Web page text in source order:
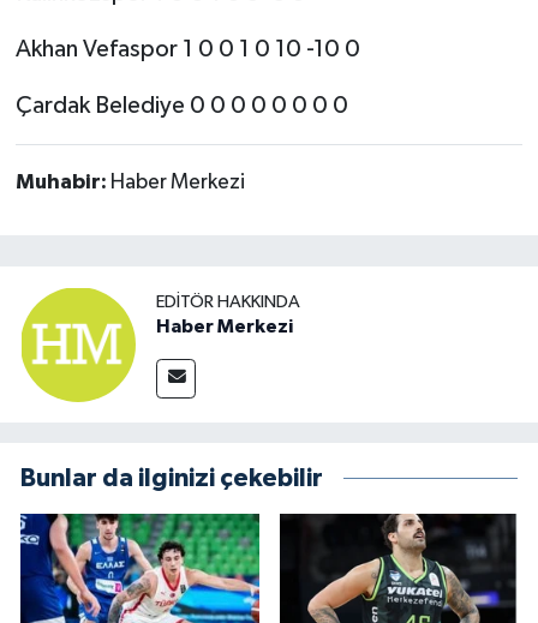
Akhan Vefaspor 1 0 0 1 0 10 -10 0
Çardak Belediye 0 0 0 0 0 0 0 0
Muhabir: Haber Merkezi
EDITÖR HAKKINDA
Haber Merkezi
Bunlar da ilginizi çekebilir